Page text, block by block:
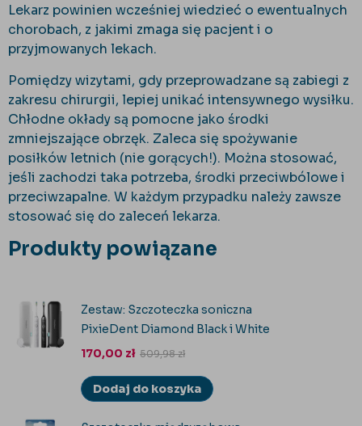
Lekarz powinien wcześniej wiedzieć o ewentualnych
chorobach, z jakimi zmaga się pacjent i o
przyjmowanych lekach.
Pomiędzy wizytami, gdy przeprowadzane są zabiegi z
zakresu chirurgii, lepiej unikać intensywnego wysiłku.
Chłodne okłady są pomocne jako środki
zmniejszające obrzęk. Zaleca się spożywanie
posiłków letnich (nie gorących!). Można stosować,
jeśli zachodzi taka potrzeba, środki przeciwbólowe i
przeciwzapalne. W każdym przypadku należy zawsze
stosować się do zaleceń lekarza.
Produkty powiązane
Zestaw: Szczoteczka soniczna
PixieDent Diamond Black i White
170,00 zł 509,98zł
Dodaj do koszyka